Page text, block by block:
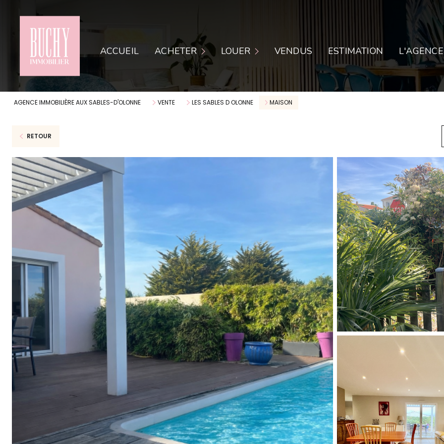
ACCUEIL ACHETER
APPARTEMENTS
MAISONS
LOUER
MAISONS
LOCAUX COMMERCIAUX
VENDUS ESTIMATION L'AGENCE
AGENCE IMMOBILIÈRE AUX SABLES-D'OLONNE VENTE LES SABLES D OLONNE MAISON
RETOUR